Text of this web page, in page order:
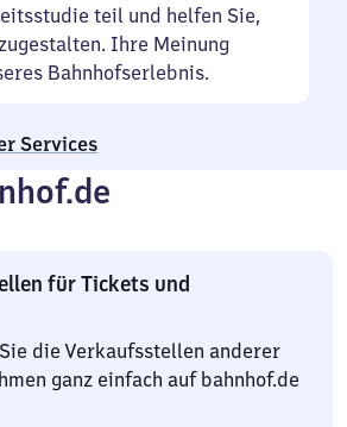
teil und helfen Sie,
Ihre Meinung
Bahnhofserlebnis.
Services
für Tickets und
die Verkaufsstellen anderer
ganz einfach auf bahnhof.de